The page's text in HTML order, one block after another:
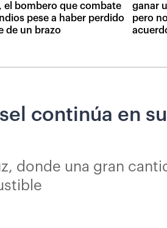
el bombero que combate
pese a haber perdido
de un brazo
ganar
pero
continúa en
donde una gran